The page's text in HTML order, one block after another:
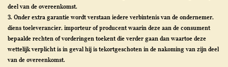
deel van de overeenkomst.
3. Onder extra garantie wordt verstaan iedere verbintenis van de ondernemer,
diens toeleverancier, importeur of producent waarin deze aan de consument
bepaalde rechten of vorderingen toekent die verder gaan dan waartoe deze
wettelijk verplicht is in geval hij is tekortgeschoten in de nakoming van zijn deel
van de overeenkomst.